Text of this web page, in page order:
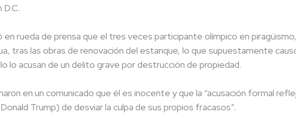
D.C.
rueda de prensa que el tres veces participante olímpico en piragüismo,
tras las obras de renovación del estanque, lo que supuestamente
lo acusan de un delito grave por destrucción de propiedad.
en un comunicado que él es inocente y que la “acusación formal
Trump) de desviar la culpa de sus propios fracasos”.